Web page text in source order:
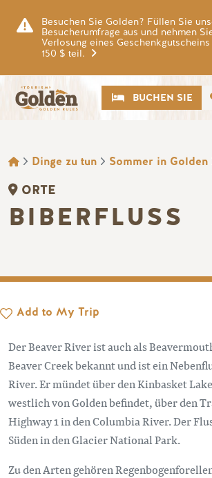
Besuchen Sie Golden? Füllen Sie
Besucherumfrage aus und nehmen
Verlosung eines
150 $ teil.
CTABUCHEN SIE
BROTKRÜMEL
Dinge zu tun Sommer in Golden
ORTE
BIBERFLUSS
Add to My Trip
Der Beaver River ist auch als
Beaver Creek bekannt und ist ein
River. Er mündet über den Kinbasket
westlich von Golden befindet, über den
Highway 1 in den Columbia River. Der
Süden in den Glacier National Park.
Zu den Arten gehören